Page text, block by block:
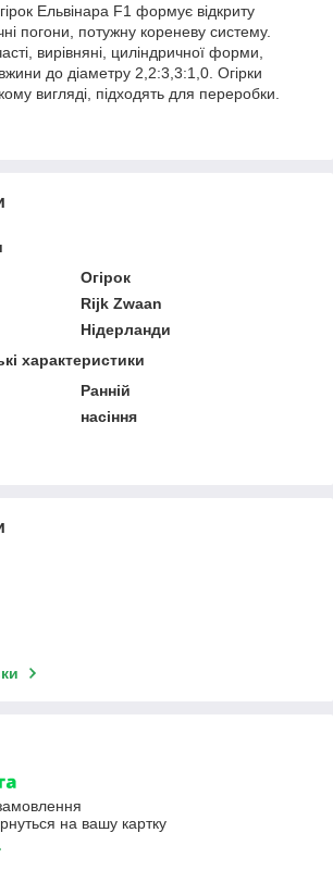
Ельвінара F1 формує відкриту
погони, потужну кореневу систему.
вирівняні, циліндричної форми,
до діаметру 2,2:3,3:1,0. Огірки
вигляді, підходять для переробки.
Огірок
Rijk Zwaan
Нідерланди
характеристики
Ранній
насіння
на вашу картку